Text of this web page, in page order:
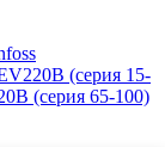
(серия 15-
(серия 65-100)